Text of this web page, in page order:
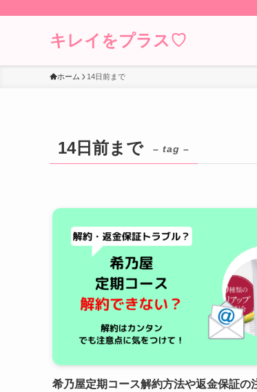
キレイをプラス♡
ホーム 14日前まで
14日前まで – tag –
希乃屋定期コース解約方法や返金保証の